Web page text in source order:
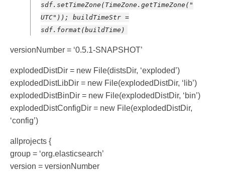
sdf.setTimeZone(TimeZone.getTimeZone("
UTC")); buildTimeStr =
sdf.format(buildTime)
versionNumber = ‘0.5.1-SNAPSHOT’
explodedDistDir = new File(distsDir, ‘exploded’)
explodedDistLibDir = new File(explodedDistDir, ‘lib’)
explodedDistBinDir = new File(explodedDistDir, ‘bin’)
explodedDistConfigDir = new File(explodedDistDir,
‘config’)
allprojects {
group = ‘org.elasticsearch’
version = versionNumber